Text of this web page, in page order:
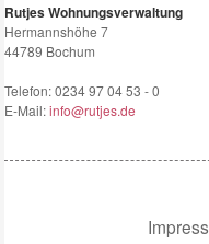
Rutjes Wohnungsverwaltung
Hermannshöhe 7
44789 Bochum
Telefon:0234 97 04 53 - 0
E-Mail:info@rutjes.de